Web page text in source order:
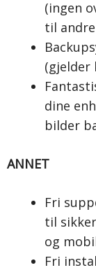
(ingen
til
(gjelder
dine
bilder
ANNET
Fri
til
og
Fri